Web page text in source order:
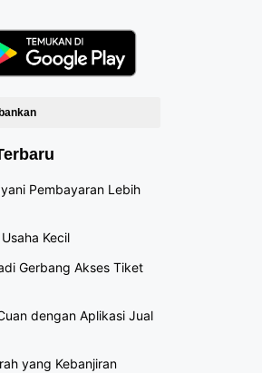
Pembayaran Lebih
Kecil
Gerbang Akses Tiket
dengan Aplikasi Jual
yang Kebanjiran